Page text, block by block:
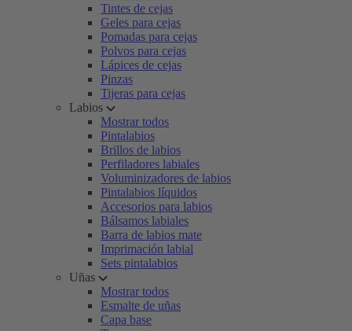
Tintes de cejas
Geles para cejas
Pomadas para cejas
Polvos para cejas
Lápices de cejas
Pinzas
Tijeras para cejas
Labios
Mostrar todos
Pintalabios
Brillos de labios
Perfiladores labiales
Voluminizadores de labios
Pintalabios líquidos
Accesorios para labios
Bálsamos labiales
Barra de labios mate
Imprimación labial
Sets pintalabios
Uñas
Mostrar todos
Esmalte de uñas
Capa base